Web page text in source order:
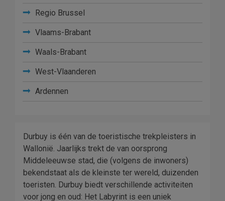
Regio Brussel
Vlaams-Brabant
Waals-Brabant
West-Vlaanderen
Ardennen
Durbuy is één van de toeristische trekpleisters in
Wallonië. Jaarlijks trekt de van oorsprong
Middeleeuwse stad, die (volgens de inwoners)
bekendstaat als de kleinste ter wereld, duizenden
toeristen. Durbuy biedt verschillende activiteiten
voor jong en oud: Het Labyrint is een uniek